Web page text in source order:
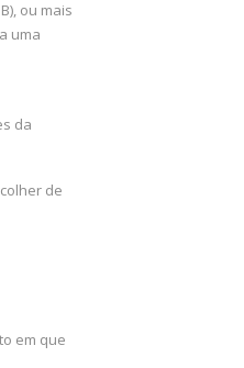
ou mais
uma
da
de
em que